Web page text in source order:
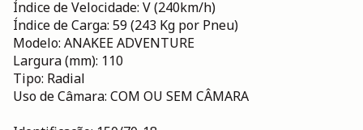
Índice de Velocidade: V (240km/h)
Índice de Carga: 59 (243 Kg por Pneu)
Modelo: ANAKEE ADVENTURE
Largura (mm): 110
Tipo: Radial
Uso de Câmara: COM OU SEM CÂMARA